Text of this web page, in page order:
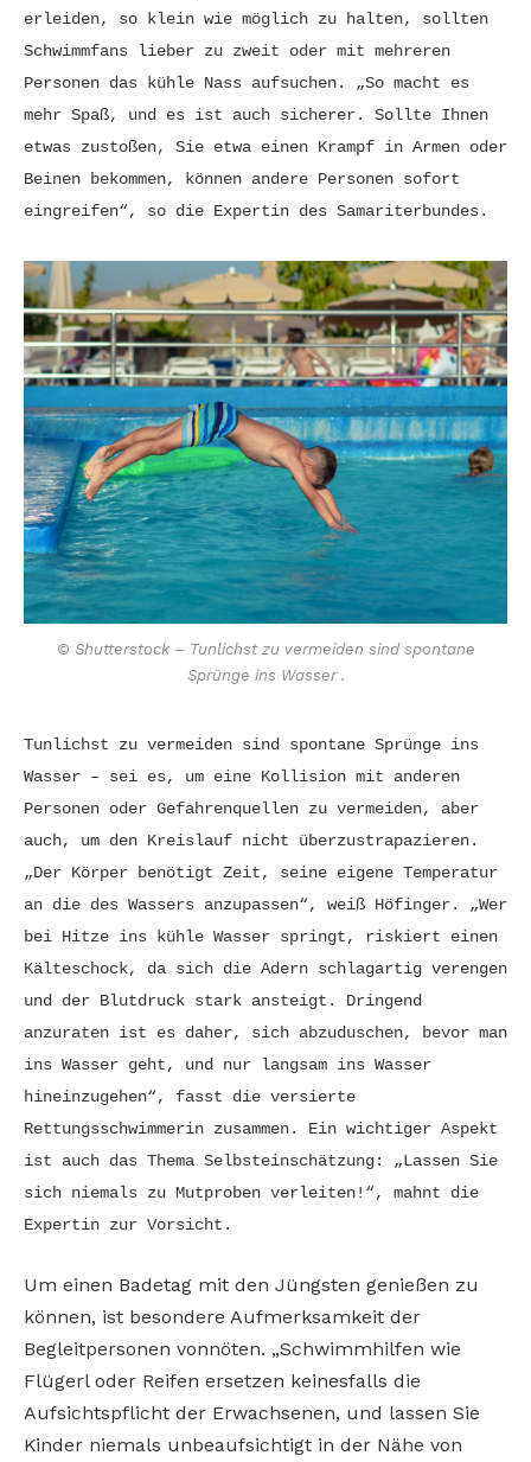
erleiden, so klein wie möglich zu halten, sollten
Schwimmfans lieber zu zweit oder mit mehreren
Personen das kühle Nass aufsuchen. „So macht es
mehr Spaß, und es ist auch sicherer. Sollte Ihnen
etwas zustoßen, Sie etwa einen Krampf in Armen oder
Beinen bekommen, können andere Personen sofort
eingreifen“, so die Expertin des Samariterbundes.
© Shutterstock – Tunlichst zu vermeiden sind spontane
Sprünge ins Wasser .
Tunlichst zu vermeiden sind spontane Sprünge ins
Wasser – sei es, um eine Kollision mit anderen
Personen oder Gefahrenquellen zu vermeiden, aber
auch, um den Kreislauf nicht überzustrapazieren.
„Der Körper benötigt Zeit, seine eigene Temperatur
an die des Wassers anzupassen“, weiß Höfinger. „Wer
bei Hitze ins kühle Wasser springt, riskiert einen
Kälteschock, da sich die Adern schlagartig verengen
und der Blutdruck stark ansteigt. Dringend
anzuraten ist es daher, sich abzuduschen, bevor man
ins Wasser geht, und nur langsam ins Wasser
hineinzugehen“, fasst die versierte
Rettungsschwimmerin zusammen. Ein wichtiger Aspekt
ist auch das Thema Selbsteinschätzung: „Lassen Sie
sich niemals zu Mutproben verleiten!“, mahnt die
Expertin zur Vorsicht.
Um einen Badetag mit den Jüngsten genießen zu
können, ist besondere Aufmerksamkeit der
Begleitpersonen vonnöten. „Schwimmhilfen wie
Flügerl oder Reifen ersetzen keinesfalls die
Aufsichtspflicht der Erwachsenen, und lassen Sie
Kinder niemals unbeaufsichtigt in der Nähe von